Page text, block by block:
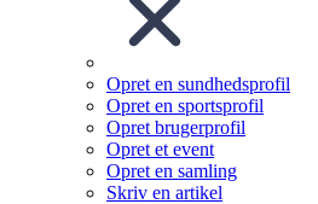
Opret en sundhedsprofil
Opret en sportsprofil
Opret brugerprofil
Opret et event
Opret en samling
Skriv en artikel